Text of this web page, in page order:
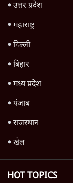
उत्तर प्रदेश
महाराष्ट्र
दिल्ली
बिहार
मध्य प्रदेश
पंजाब
राजस्थान
खेल
HOT TOPICS